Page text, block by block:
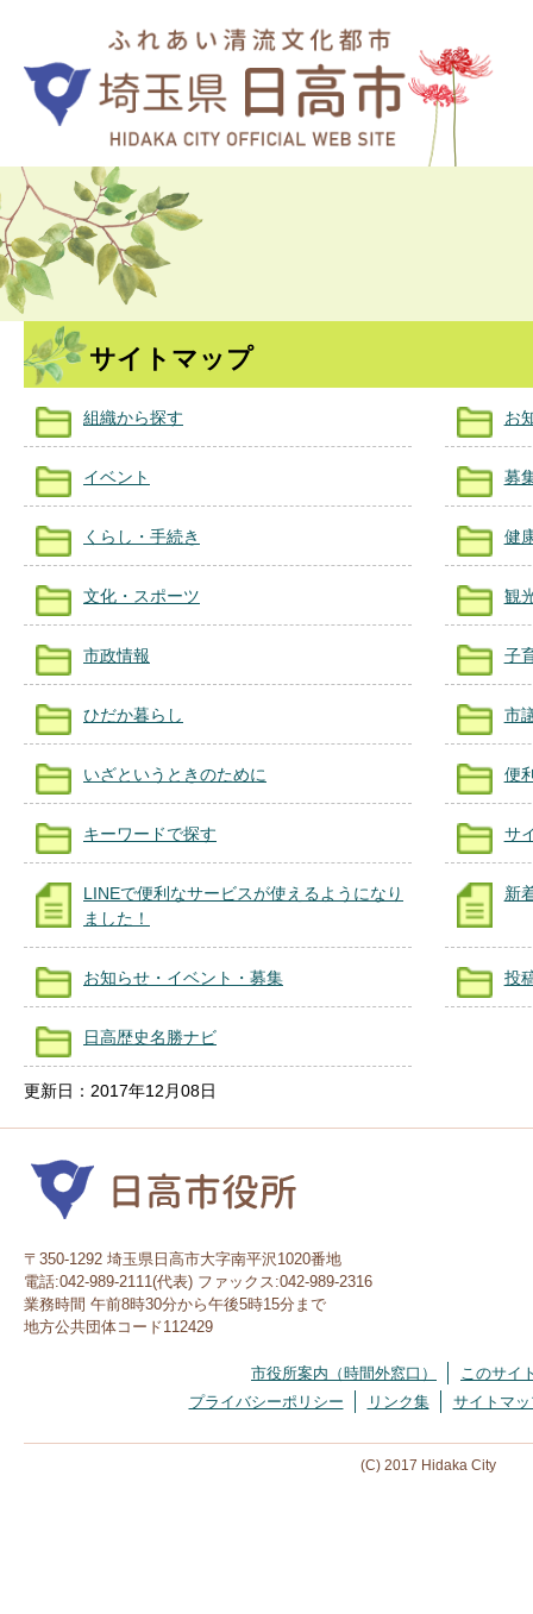
サイトマップ
組織から探す お
イベント 募
くらし・手続き 健
文化・スポーツ 観
市政情報 子
ひだか暮らし 市
いざというときのために 便
キーワードで探す サ
LINEで便利なサービスが使えるようになり
ました！
新
お知らせ・イベント・募集 投
日高歴史名勝ナビ
更新日：2017年12月08日
〒350-1292 埼玉県日高市大字南平沢1020番地
電話:042-989-2111(代表) ファックス:042-989-2316
業務時間 午前8時30分から午後5時15分まで
地方公共団体コード112429
市役所案内（時間外窓口）
このサイ
プライバシーポリシー
リンク集 サイトマッ
(C) 2017 Hidaka City